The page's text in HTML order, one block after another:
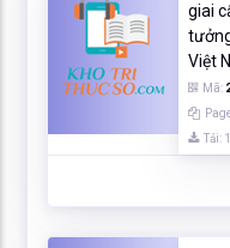
giai
Việt
Mã:
Tải: